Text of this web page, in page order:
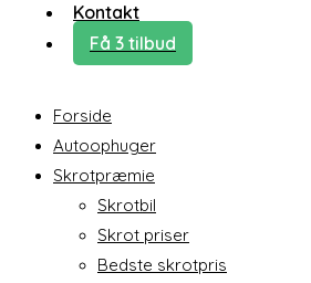
Kontakt
Få 3 tilbud
Forside
Autoophuger
Skrotpræmie
Skrotbil
Skrot priser
Bedste skrotpris